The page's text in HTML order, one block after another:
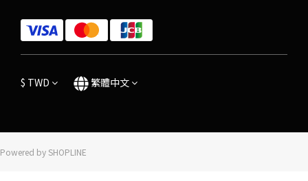
$ TWD 繁體中文
Powered by SHOPLINE